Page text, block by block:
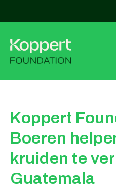
Koppert
Boeren
kruiden te
Guatemala